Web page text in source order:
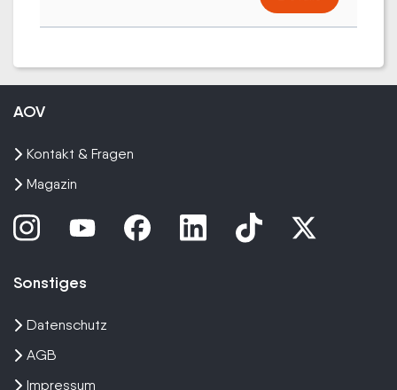
AOV
Kontakt & Fragen
Magazin
Sonstiges
Datenschutz
AGB
Impressum